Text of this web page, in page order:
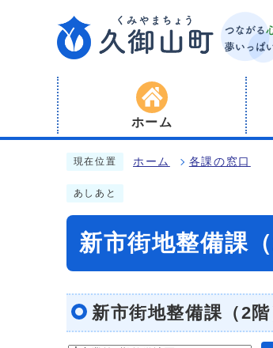
ホーム
現在位置 ホーム 各課の窓口
あしあと
新市街地整備課（
新市街地整備課（2